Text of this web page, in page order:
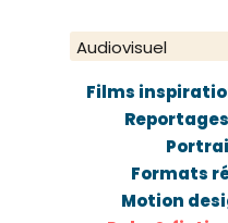
Films
Formats
Motion